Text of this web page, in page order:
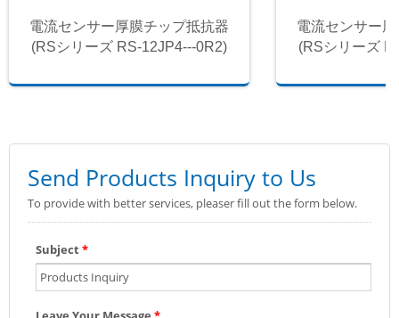
電流センサー厚膜チップ抵抗器
(RSシリーズ RS-12JP4---0R2)
電流センサー
(RSシリーズ